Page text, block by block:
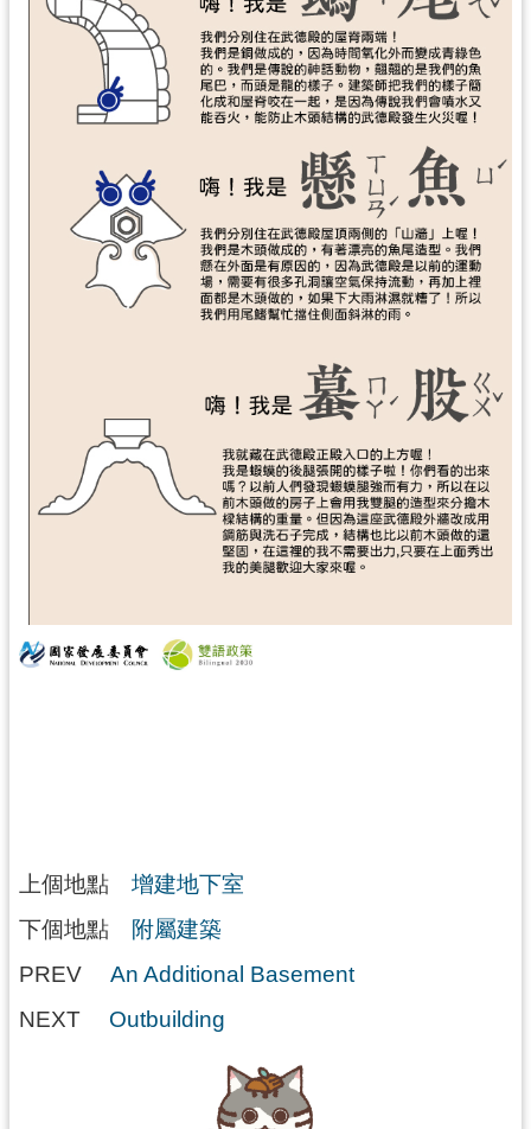
上個地點 增建地下室
下個地點 附屬建築
PREV
An Additional Basement
NEXT Outbuilding